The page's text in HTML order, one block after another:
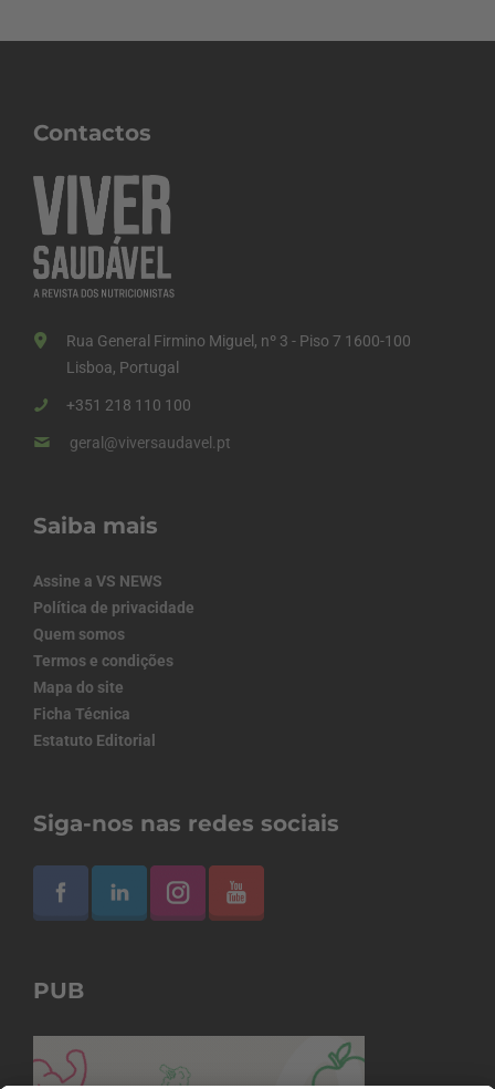
Contactos
Rua General Firmino Miguel, nº 3 - Piso 7 1600-100
Lisboa, Portugal
+351 218 110 100
geral@viversaudavel.pt
Saiba mais
Assine a VS NEWS
Política de privacidade
Quem somos
Termos e condições
Mapa do site
Ficha Técnica
Estatuto Editorial
Siga-nos nas redes sociais
PUB